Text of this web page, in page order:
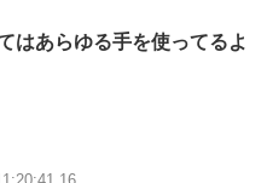
はあらゆる手を使ってるよ